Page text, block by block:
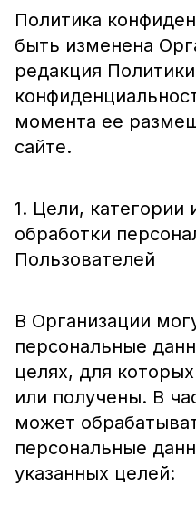
Политика
быть изменена
редакция Политики
момента ее
сайте.
1. Цели, категории
обработки
Пользователей
В Организации
персональные
целях, для
или получены. В
может
персональные
указанных целей: